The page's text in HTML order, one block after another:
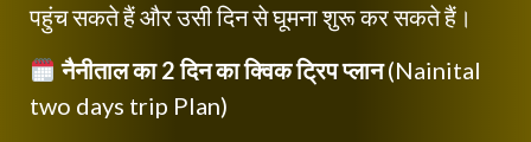
पहुंच सकते हैं और उसी दिन से घूमना शुरू कर सकते हैं।
नैनीताल का 2 दिन का क्विक ट्रिप प्लान(Nainital
two days trip Plan)